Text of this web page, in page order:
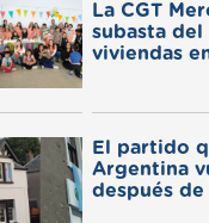
La CGT
subasta
viviendas
El partido
Argentina
después de